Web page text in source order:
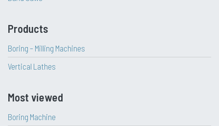
Products
Boring – Milling Machines
Vertical Lathes
Most viewed
Boring Machine